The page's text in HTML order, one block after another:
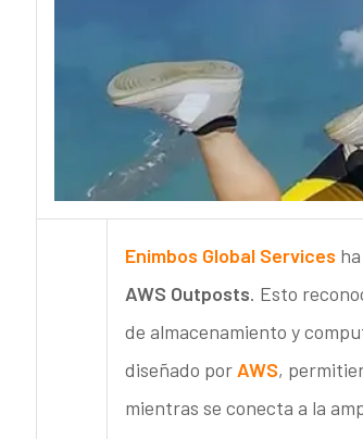
Enimbos Global Services
AWS Outposts. Esto
de almacenamiento y
diseñado por AWS,
mientras se conecta a la